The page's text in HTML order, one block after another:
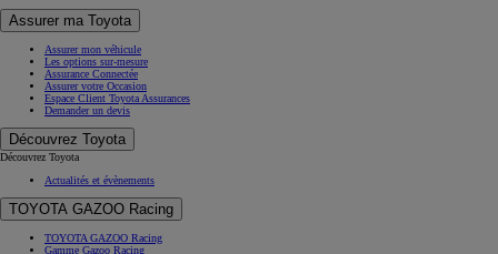
Assurer ma Toyota
Assurer mon véhicule
Les options sur-mesure
Assurance Connectée
Assurer votre Occasion
Espace Client Toyota Assurances
Demander un devis
Découvrez Toyota
Découvrez Toyota
Actualités et évènements
TOYOTA GAZOO Racing
TOYOTA GAZOO Racing
Gamme Gazoo Racing